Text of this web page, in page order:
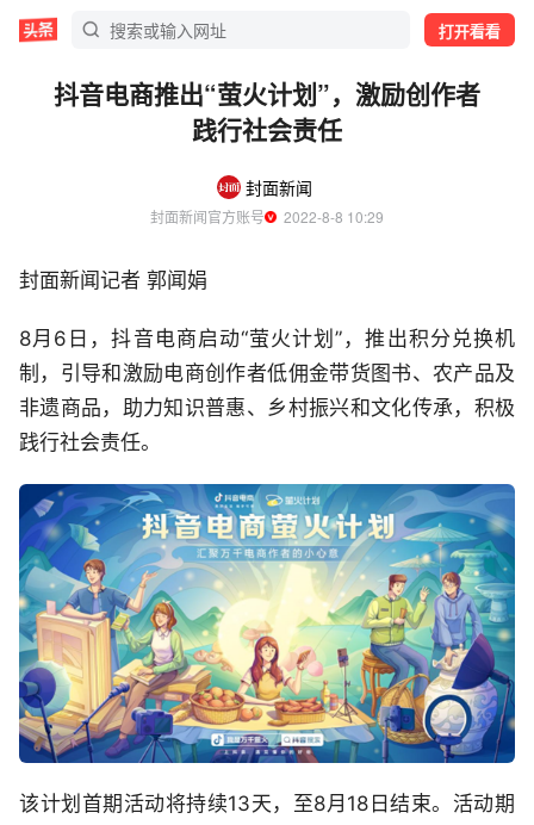
打开看看
抖音电商推出“萤火计划”，激励创作者
践行社会责任
封面新闻
封面新闻官方账号
  2022-8-8 10:29
封面新闻记者 郭闻娟
8月6日，抖音电商启动“萤火计划”，推出积分兑换机
制，引导和激励电商创作者低佣金带货图书、农产品及
非遗商品，助力知识普惠、乡村振兴和文化传承，积极
践行社会责任。
该计划首期活动将持续13天，至8月18日结束。活动期